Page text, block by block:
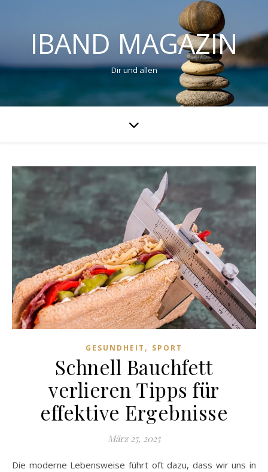
IBAND MAGAZIN
Dir und allen
GESUNDHEIT , SPORT
Schnell Bauchfett
verlieren Tipps für
effektive Ergebnisse
März 25, 2025
Die moderne Lebensweise führt oft dazu, dass wir uns in